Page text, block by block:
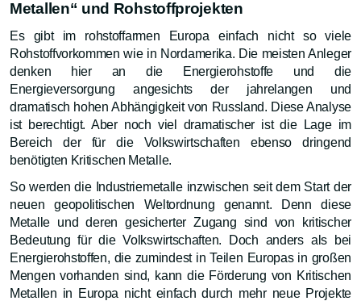
Metallen“ und Rohstoffprojekten
Es gibt im rohstoffarmen Europa einfach nicht so viele
Rohstoffvorkommen wie in Nordamerika. Die meisten Anleger
denken hier an die Energierohstoffe und die
Energieversorgung angesichts der jahrelangen und
dramatisch hohen Abhängigkeit von Russland. Diese Analyse
ist berechtigt. Aber noch viel dramatischer ist die Lage im
Bereich der für die Volkswirtschaften ebenso dringend
benötigten Kritischen Metalle.
So werden die Industriemetalle inzwischen seit dem Start der
neuen geopolitischen Weltordnung genannt. Denn diese
Metalle und deren gesicherter Zugang sind von kritischer
Bedeutung für die Volkswirtschaften. Doch anders als bei
Energierohstoffen, die zumindest in Teilen Europas in großen
Mengen vorhanden sind, kann die Förderung von Kritischen
Metallen in Europa nicht einfach durch mehr neue Projekte